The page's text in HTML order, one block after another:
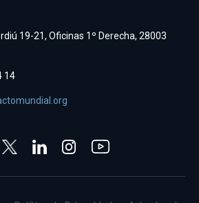
19-21, Oficinas 1º Derecha, 28003
14